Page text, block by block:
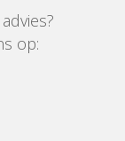
op: